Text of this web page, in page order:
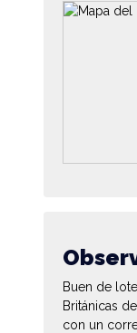
Buen de
Británicas
con un